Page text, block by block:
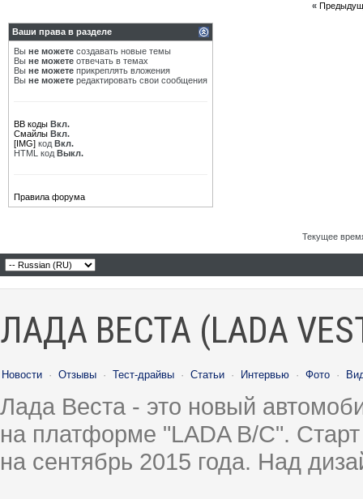
«
Ваши права в разделе
Вы не можете создавать новые темы
Вы не можете отвечать в темах
Вы не можете прикреплять вложения
Вы не можете редактировать свои сообщения
BB коды Вкл.
Смайлы Вкл.
[IMG] код Вкл.
HTML код Выкл.
Правила форума
Текущее
ЛАДА ВЕСТА (LADA
Новости · Отзывы · Тест-драйвы · Статьи · Интервью · Фото ·
Лада Веста - это новый
на платформе "LADA B/C".
на сентябрь 2015 года. Над